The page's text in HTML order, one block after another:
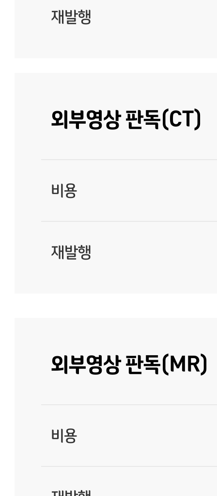
재발행
외부영상 판독(CT)
비용
재발행
외부영상 판독(MR)
비용